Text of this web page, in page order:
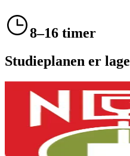
8–16 timer
Studieplanen er